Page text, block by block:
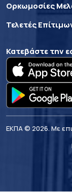
Ορκωμοσίες
Τελετές
Κατεβάστε την
ΕΚΠΑ © 2026. Με